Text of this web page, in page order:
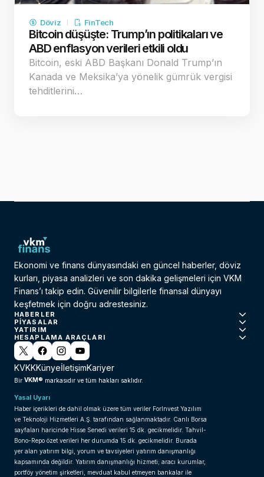
Döviz FinTech
Bitcoin düşüşte: Trump’ın politikaları ve
ABD enflasyon verileri etkili oldu
Bitcoin, eski ABD Başkanı Donald Trump’ın
Kanada ve Meksika’ya yönelik gümrük vergisi
tehditlerini…
Ekonomi ve finans dünyasındaki en güncel haberler, döviz
kurları, piyasa analizleri ve son dakika gelişmeleri için VKM
Finans’ı takip edin. Güvenilir bilgilerle finansal dünyayı
keşfetmek için doğru adrestesiniz.
HABERLER
PIYASALAR
YATIRIM
HESAPLAMA ARAÇLARI
KVKKKünyeİletişimKariyer
Bir VKM® markasıdır ve tüm hakları saklıdır.
Yasal Uyarı
Haber içerikleri de dahil olmak üzere tüm veriler ForInvest Yazılım
ve Teknoloji Hizmetleri A.Ş. tarafından sağlanmaktadır. Canlı Borsa
sayfaları haricinde Hisse Senedi verileri 15 dk. gecikmelidir. Tahvil-
Bono-Repo özet verileri her durumda 15 dk. gecikmelidir. Burada
yer alan yatırım bilgi, yorum ve tavsiyeleri yatırım danışmanlığı
kapsamında değildir. Yatırım danışmanlığı hizmeti; aracı kurumlar,
portföy yönetim şirketleri, mevduat kabul etmeyen bankalar ile